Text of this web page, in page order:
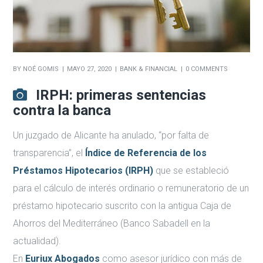
BY NOÉ GOMIS MAYO 27, 2020 BANK & FINANCIAL 0 COMMENTS
IRPH: primeras sentencias
contra la banca
Un juzgado de Alicante ha anulado, “por falta de
transparencia”, el Índice de Referencia de los
Préstamos Hipotecarios (IRPH) que se estableció
para el cálculo de interés ordinario o remuneratorio de un
préstamo hipotecario suscrito con la antigua Caja de
Ahorros del Mediterráneo (Banco Sabadell en la
actualidad).
En Euriux Abogados como asesor jurídico con más de